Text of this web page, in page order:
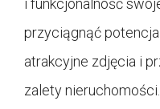
i funkcjonalność
przyciągnąć
atrakcyjne zdjęcia i
zalety